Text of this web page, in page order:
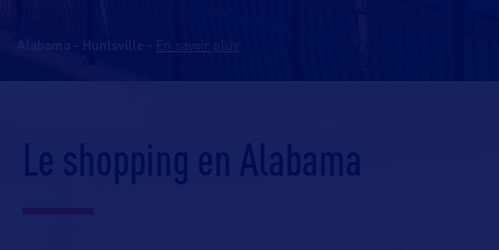
Alabama - Huntsville
Le shopping en Alabama